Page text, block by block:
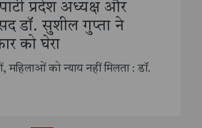
प्रदेश अध्यक्ष और
डॉ. सुशील गुप्ता ने
को घेरा
महिलाओं को न्याय नहीं मिलता : डॉ.